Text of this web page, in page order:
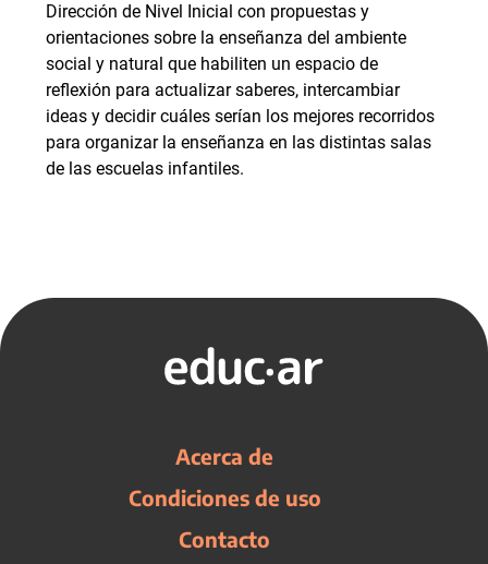
Dirección de Nivel Inicial con propuestas y
orientaciones sobre la enseñanza del ambiente
social y natural que habiliten un espacio de
reflexión para actualizar saberes, intercambiar
ideas y decidir cuáles serían los mejores recorridos
para organizar la enseñanza en las distintas salas
de las escuelas infantiles.
Acerca de
Condiciones de uso
Contacto